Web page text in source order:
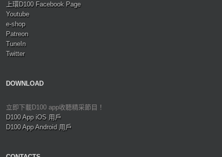
上環D100 Facebook Page
Youtube
e-shop
Patreon
TuneIn
Twitter
DOWNLOAD
立即下載D100 app收聽精采節目！
D100 App iOS 用戶
D100 App Android 用戶